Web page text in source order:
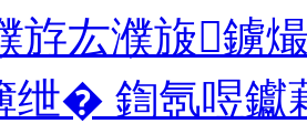
斿厷濮旇鐪
绁� 鍧氬喅钀